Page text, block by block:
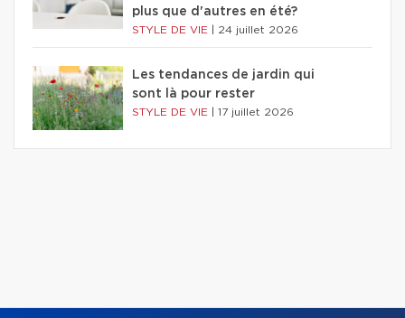
plus que d'autres en été?
STYLE DE VIE 24 juillet 2026
Les tendances de jardin qui
sont là pour rester
STYLE DE VIE 17 juillet 2026